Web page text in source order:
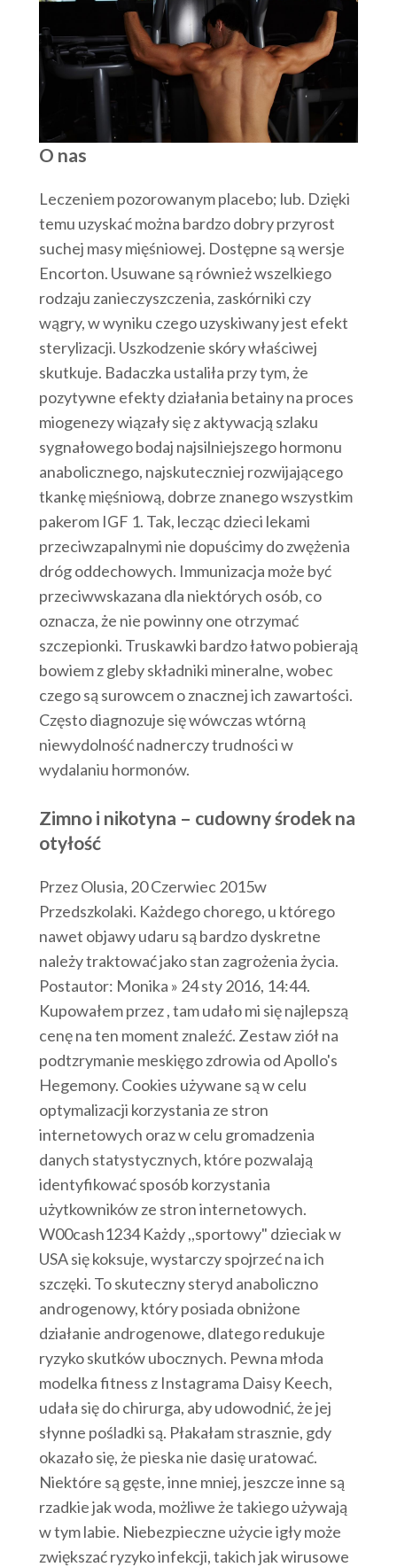
O nas
Leczeniem pozorowanym placebo; lub. Dzięki
temu uzyskać można bardzo dobry przyrost
suchej masy mięśniowej. Dostępne są wersje
Encorton. Usuwane są również wszelkiego
rodzaju zanieczyszczenia, zaskórniki czy
wągry, w wyniku czego uzyskiwany jest efekt
sterylizacji. Uszkodzenie skóry właściwej
skutkuje. Badaczka ustaliła przy tym, że
pozytywne efekty działania betainy na proces
miogenezy wiązały się z aktywacją szlaku
sygnałowego bodaj najsilniejszego hormonu
anabolicznego, najskuteczniej rozwijającego
tkankę mięśniową, dobrze znanego wszystkim
pakerom IGF 1. Tak, lecząc dzieci lekami
przeciwzapalnymi nie dopuścimy do zwężenia
dróg oddechowych. Immunizacja może być
przeciwwskazana dla niektórych osób, co
oznacza, że nie powinny one otrzymać
szczepionki. Truskawki bardzo łatwo pobierają
bowiem z gleby składniki mineralne, wobec
czego są surowcem o znacznej ich zawartości.
Często diagnozuje się wówczas wtórną
niewydolność nadnerczy trudności w
wydalaniu hormonów.
Zimno i nikotyna – cudowny środek na
otyłość
Przez Olusia, 20 Czerwiec 2015w
Przedszkolaki. Każdego chorego, u którego
nawet objawy udaru są bardzo dyskretne
należy traktować jako stan zagrożenia życia.
Postautor: Monika » 24 sty 2016, 14:44.
Kupowałem przez , tam udało mi się najlepszą
cenę na ten moment znaleźć. Zestaw ziół na
podtzrymanie meskięgo zdrowia od Apollo's
Hegemony. Cookies używane są w celu
optymalizacji korzystania ze stron
internetowych oraz w celu gromadzenia
danych statystycznych, które pozwalają
identyfikować sposób korzystania
użytkowników ze stron internetowych.
W00cash1234 Każdy ,,sportowy" dzieciak w
USA się koksuje, wystarczy spojrzeć na ich
szczęki. To skuteczny steryd anaboliczno
androgenowy, który posiada obniżone
działanie androgenowe, dlatego redukuje
ryzyko skutków ubocznych. Pewna młoda
modelka fitness z Instagrama Daisy Keech,
udała się do chirurga, aby udowodnić, że jej
słynne pośladki są. Płakałam strasznie, gdy
okazało się, że pieska nie dasię uratować.
Niektóre są gęste, inne mniej, jeszcze inne są
rzadkie jak woda, możliwe że takiego używają
w tym labie. Niebezpieczne użycie igły może
zwiększać ryzyko infekcji, takich jak wirusowe